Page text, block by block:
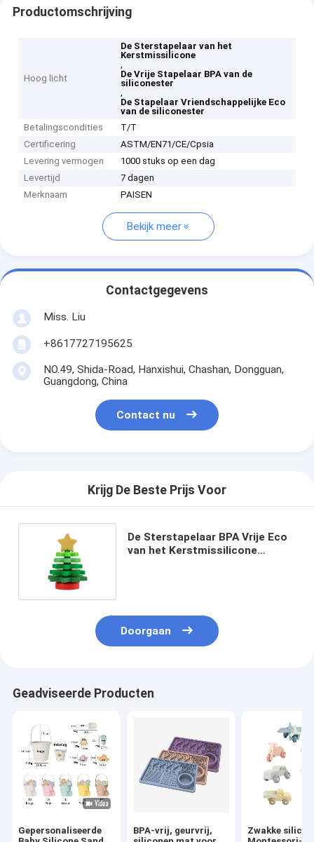
Productomschrijving
Hoog licht
De Sterstapelaar van het
Kerstmissilicone
,
De Vrije Stapelaar BPA van de
siliconester
,
De Stapelaar Vriendschappelijke Eco
van de siliconester
Betalingscondities
T/T
Certificering
ASTM/EN71/CE/Cpsia
Levering vermogen
1000 stuks op een dag
Levertijd
7 dagen
Merknaam
PAISEN
Bekijk meer
Contactgegevens
Miss. Liu
+8617727195625
NO.49, Shida-Road, Hanxishui, Chashan, Dongguan,
Guangdong, China
Contact nu
Krijg De Beste Prijs Voor
De Sterstapelaar BPA Vrije Eco
van het Kerstmissilicone
Doorgaan
Geadviseerde Producten
Gepersonaliseerde
BPA-vrij, geurvrij,
Zwakke